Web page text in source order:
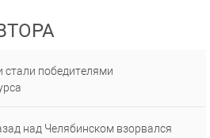
стали победителями
над Челябинском взорвался